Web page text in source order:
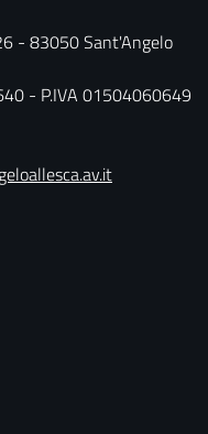
- 83050 Sant'Angelo
- P.IVA 01504060649